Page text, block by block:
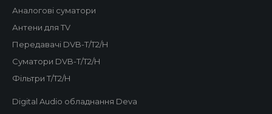
Аналогові суматори
Антени для TV
Передавачі DVB-T/T2/H
Суматори DVB-T/T2/H
Фільтри T/T2/H
Digital Audio обладнання Deva